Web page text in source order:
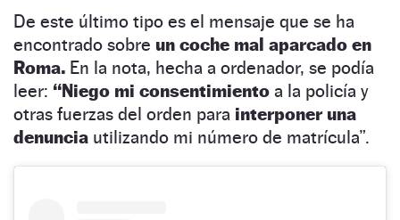
De este último tipo es el mensaje que se ha
encontrado sobre un coche mal aparcado en
Roma. En la nota, hecha a ordenador, se podía
leer: “Niego mi consentimiento a la policía y
otras fuerzas del orden para interponer una
denuncia utilizando mi número de matrícula”.